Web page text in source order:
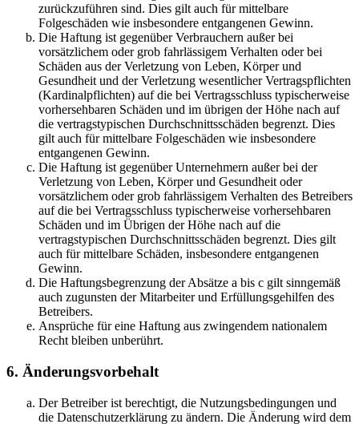
zurückzuführen sind. Dies gilt auch für mittelbare
Folgeschäden wie insbesondere entgangenen Gewinn.
Die Haftung ist gegenüber Verbrauchern außer bei
vorsätzlichem oder grob fahrlässigem Verhalten oder bei
Schäden aus der Verletzung von Leben, Körper und
Gesundheit und der Verletzung wesentlicher Vertragspflichten
(Kardinalpflichten) auf die bei Vertragsschluss typischerweise
vorhersehbaren Schäden und im übrigen der Höhe nach auf
die vertragstypischen Durchschnittsschäden begrenzt. Dies
gilt auch für mittelbare Folgeschäden wie insbesondere
entgangenen Gewinn.
Die Haftung ist gegenüber Unternehmern außer bei der
Verletzung von Leben, Körper und Gesundheit oder
vorsätzlichem oder grob fahrlässigem Verhalten des Betreibers
auf die bei Vertragsschluss typischerweise vorhersehbaren
Schäden und im Übrigen der Höhe nach auf die
vertragstypischen Durchschnittsschäden begrenzt. Dies gilt
auch für mittelbare Schäden, insbesondere entgangenen
Gewinn.
Die Haftungsbegrenzung der Absätze a bis c gilt sinngemäß
auch zugunsten der Mitarbeiter und Erfüllungsgehilfen des
Betreibers.
Ansprüche für eine Haftung aus zwingendem nationalem
Recht bleiben unberührt.
6. Änderungsvorbehalt
Der Betreiber ist berechtigt, die Nutzungsbedingungen und
die Datenschutzerklärung zu ändern. Die Änderung wird dem